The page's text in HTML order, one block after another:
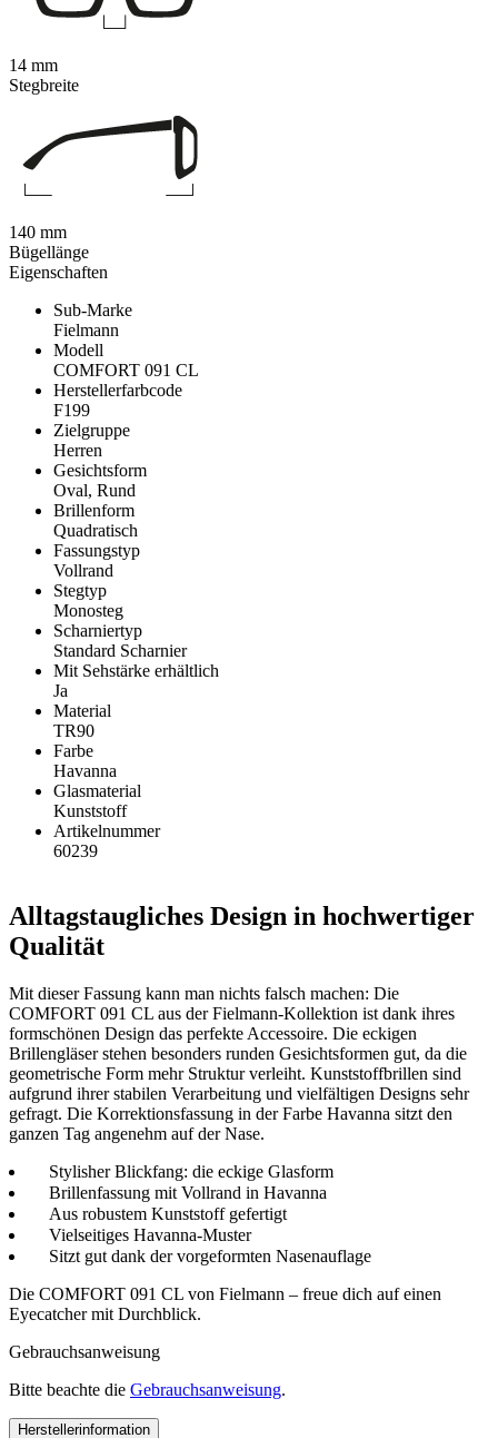
Eigenschaften
Sub-Marke
Fielmann
Modell
COMFORT 091 CL
Herstellerfarbcode
F199
Zielgruppe
Herren
Gesichtsform
Oval, Rund
Brillenform
Quadratisch
Fassungstyp
Vollrand
Stegtyp
Monosteg
Scharniertyp
Standard Scharnier
Mit Sehstärke erhältlich
Ja
Material
TR90
Farbe
Havanna
Glasmaterial
Kunststoff
Artikelnummer
60239
Alltagstaugliches Design in hochwertiger
Qualität
Mit dieser Fassung kann man nichts falsch machen: Die
COMFORT 091 CL aus der Fielmann-Kollektion ist dank ihres
formschönen Design das perfekte Accessoire. Die eckigen
Brillengläser stehen besonders runden Gesichtsformen gut, da die
geometrische Form mehr Struktur verleiht. Kunststoffbrillen sind
aufgrund ihrer stabilen Verarbeitung und vielfältigen Designs sehr
gefragt. Die Korrektionsfassung in der Farbe Havanna sitzt den
ganzen Tag angenehm auf der Nase.
Stylisher Blickfang: die eckige Glasform
Brillenfassung mit Vollrand in Havanna
Aus robustem Kunststoff gefertigt
Vielseitiges Havanna-Muster
Sitzt gut dank der vorgeformten Nasenauflage
Die COMFORT 091 CL von Fielmann – freue dich auf einen
Eyecatcher mit Durchblick.
Gebrauchsanweisung
Bitte beachte die Gebrauchsanweisung.
Herstellerinformation
14 mm
Stegbreite
140 mm
Bügellänge